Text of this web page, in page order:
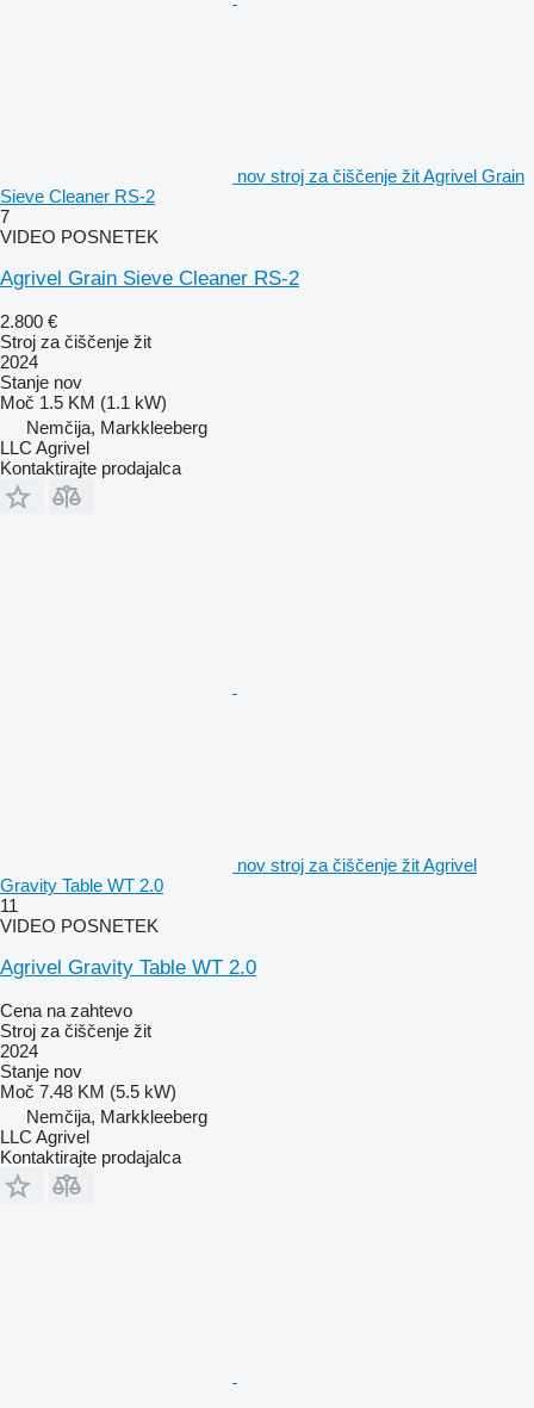
nov stroj za čiščenje žit Agrivel Grain
Sieve Cleaner RS-2
7
VIDEO POSNETEK
Agrivel Grain Sieve Cleaner RS-2
2.800 €
Stroj za čiščenje žit
2024
Stanje nov
Moč 1.5 KM (1.1 kW)
Nemčija, Markkleeberg
LLC Agrivel
Kontaktirajte prodajalca
nov stroj za čiščenje žit Agrivel
Gravity Table WT 2.0
11
VIDEO POSNETEK
Agrivel Gravity Table WT 2.0
Cena na zahtevo
Stroj za čiščenje žit
2024
Stanje nov
Moč 7.48 KM (5.5 kW)
Nemčija, Markkleeberg
LLC Agrivel
Kontaktirajte prodajalca